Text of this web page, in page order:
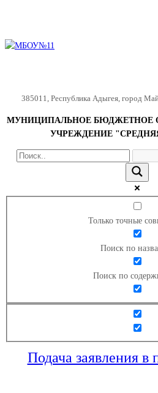
385011, Республика Адыгея, город
МУНИЦИПАЛЬНОЕ БЮДЖЕТНОЕ
УЧРЕЖДЕНИЕ
Только точные
Поиск по
Поиск по
Подача заявления в